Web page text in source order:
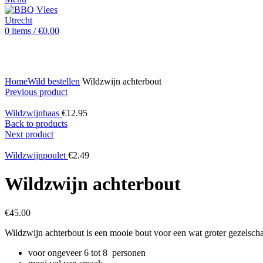
0 items / €0.00
HomeWild bestellen Wildzwijn achterbout
Previous product
Wildzwijnhaas €12.95
Back to products
Next product
Wildzwijnpoulet €2.49
Wildzwijn achterbout
€45.00
Wildzwijn achterbout is een mooie bout voor een wat groter
voor ongeveer 6 tot 8 personen